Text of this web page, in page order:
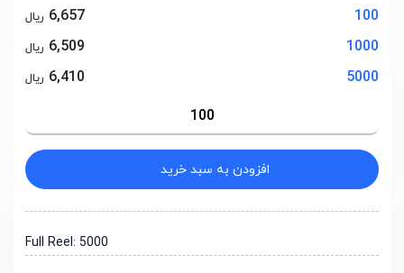
100
6,657 ریال
1000
6,509 ریال
5000
6,410 ریال
افزودن به سبد خرید
Full Reel: 5000